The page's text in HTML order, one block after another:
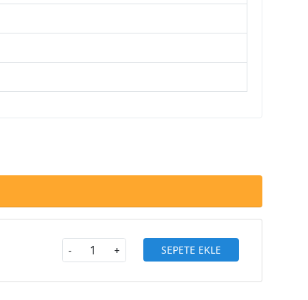
- + SEPETE EKLE